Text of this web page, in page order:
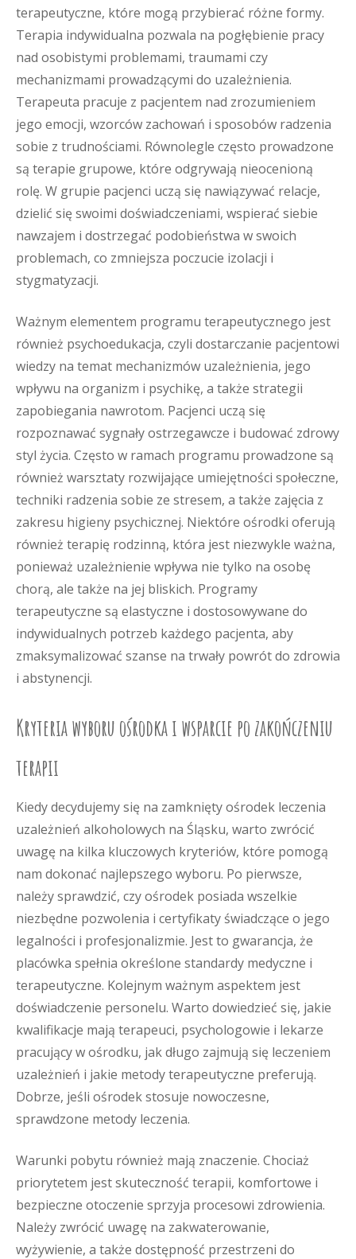
terapeutyczne, które mogą przybierać różne formy.
Terapia indywidualna pozwala na pogłębienie pracy
nad osobistymi problemami, traumami czy
mechanizmami prowadzącymi do uzależnienia.
Terapeuta pracuje z pacjentem nad zrozumieniem
jego emocji, wzorców zachowań i sposobów radzenia
sobie z trudnościami. Równolegle często prowadzone
są terapie grupowe, które odgrywają nieocenioną
rolę. W grupie pacjenci uczą się nawiązywać relacje,
dzielić się swoimi doświadczeniami, wspierać siebie
nawzajem i dostrzegać podobieństwa w swoich
problemach, co zmniejsza poczucie izolacji i
stygmatyzacji.
Ważnym elementem programu terapeutycznego jest
również psychoedukacja, czyli dostarczanie pacjentowi
wiedzy na temat mechanizmów uzależnienia, jego
wpływu na organizm i psychikę, a także strategii
zapobiegania nawrotom. Pacjenci uczą się
rozpoznawać sygnały ostrzegawcze i budować zdrowy
styl życia. Często w ramach programu prowadzone są
również warsztaty rozwijające umiejętności społeczne,
techniki radzenia sobie ze stresem, a także zajęcia z
zakresu higieny psychicznej. Niektóre ośrodki oferują
również terapię rodzinną, która jest niezwykle ważna,
ponieważ uzależnienie wpływa nie tylko na osobę
chorą, ale także na jej bliskich. Programy
terapeutyczne są elastyczne i dostosowywane do
indywidualnych potrzeb każdego pacjenta, aby
zmaksymalizować szanse na trwały powrót do zdrowia
i abstynencji.
Kryteria wyboru ośrodka i wsparcie po zakończeniu
terapii
Kiedy decydujemy się na zamknięty ośrodek leczenia
uzależnień alkoholowych na Śląsku, warto zwrócić
uwagę na kilka kluczowych kryteriów, które pomogą
nam dokonać najlepszego wyboru. Po pierwsze,
należy sprawdzić, czy ośrodek posiada wszelkie
niezbędne pozwolenia i certyfikaty świadczące o jego
legalności i profesjonalizmie. Jest to gwarancja, że
placówka spełnia określone standardy medyczne i
terapeutyczne. Kolejnym ważnym aspektem jest
doświadczenie personelu. Warto dowiedzieć się, jakie
kwalifikacje mają terapeuci, psychologowie i lekarze
pracujący w ośrodku, jak długo zajmują się leczeniem
uzależnień i jakie metody terapeutyczne preferują.
Dobrze, jeśli ośrodek stosuje nowoczesne,
sprawdzone metody leczenia.
Warunki pobytu również mają znaczenie. Chociaż
priorytetem jest skuteczność terapii, komfortowe i
bezpieczne otoczenie sprzyja procesowi zdrowienia.
Należy zwrócić uwagę na zakwaterowanie,
wyżywienie, a także dostępność przestrzeni do